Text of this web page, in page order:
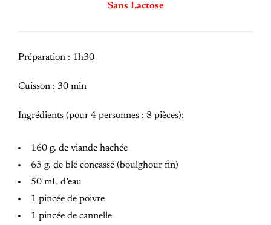
Sans Lactose
Préparation : 1h30
Cuisson : 30 min
Ingrédients (pour 4 personnes : 8 pièces):
160 g. de viande hachée
65 g. de blé concassé (boulghour fin)
50 mL d’eau
1 pincée de poivre
1 pincée de cannelle